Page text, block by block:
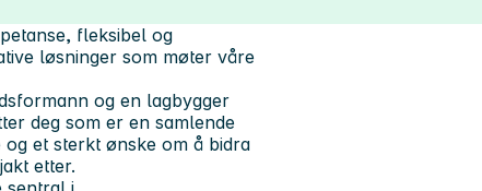
fleksibel og
løsninger som møter våre
og en lagbygger
deg som er en samlende
et sterkt ønske om å bidra
etter.